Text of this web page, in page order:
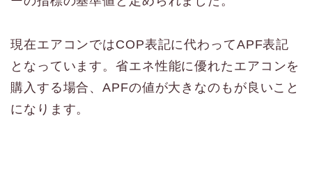
現在エアコンではCOP表記に代わってAPF表記
となっています。省エネ性能に優れたエアコンを
購入する場合、APFの値が大きなのもが良いこと
になります。